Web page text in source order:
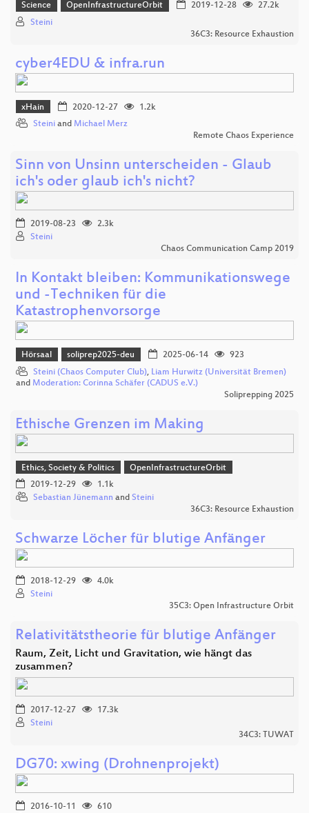
Science OpenInfrastructureOrbit 2019-12-28
27.2k
Steini
36C3: Resource Exhaustion
cyber4EDU & infra.run
xHain 2020-12-27
1.2k
Steini and Michael Merz
Remote Chaos Experience
Sinn von Unsinn unterscheiden - Glaub
ich's oder glaub ich's nicht?
2019-08-23
2.3k
Steini
Chaos Communication Camp 2019
In Kontakt bleiben: Kommunikationswege
und -Techniken für die
Katastrophenvorsorge
Hörsaal soliprep2025-deu 2025-06-14
923
Steini (Chaos Computer Club), Liam Hurwitz (Universität Bremen)
and Moderation: Corinna Schäfer (CADUS e.V.)
Soliprepping 2025
Ethische Grenzen im Making
Ethics, Society & Politics
OpenInfrastructureOrbit
2019-12-29
1.1k
Sebastian Jünemann and Steini
36C3: Resource Exhaustion
Schwarze Löcher für blutige Anfänger
2018-12-29
4.0k
Steini
35C3: Open Infrastructure Orbit
Relativitätstheorie für blutige Anfänger
Raum, Zeit, Licht und Gravitation, wie hängt das
zusammen?
2017-12-27
17.3k
Steini
34C3: TUWAT
DG70: xwing (Drohnenprojekt)
2016-10-11
610